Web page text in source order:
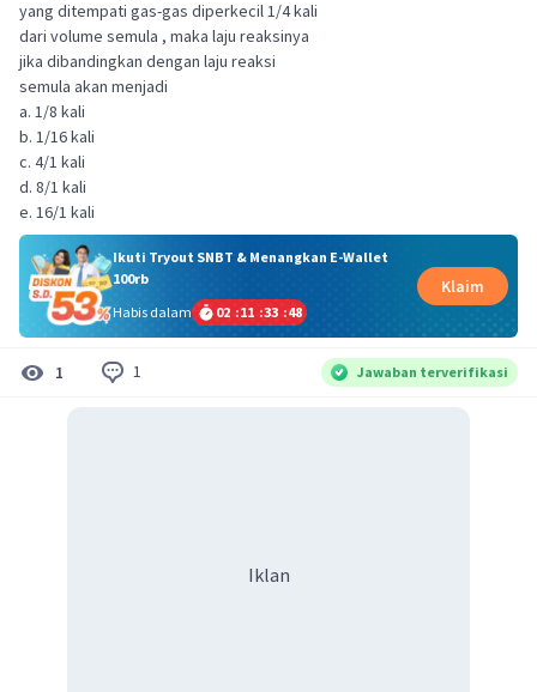
yang ditempati gas-gas diperkecil 1/4 kali
dari volume semula , maka laju reaksinya
jika dibandingkan dengan laju reaksi
semula akan menjadi
a. 1/8 kali
b. 1/16 kali
c. 4/1 kali
d. 8/1 kali
e. 16/1 kali
Ikuti Tryout SNBT & Menangkan E-Wallet
100rb
Habis dalam
02 :11 :33 :47
Klaim
1 1 Jawaban terverifikasi
Iklan